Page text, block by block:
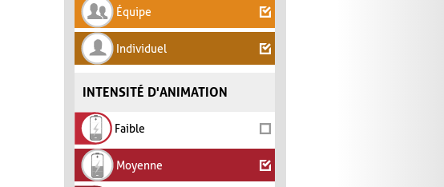
Équipe
Individuel
INTENSITÉ D'ANIMATION
Faible
Moyenne